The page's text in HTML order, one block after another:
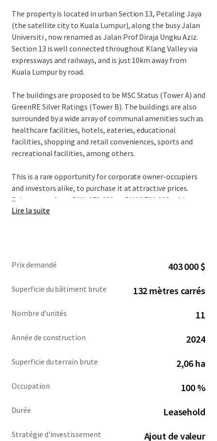
The property is located in urban Section 13, Petaling Jaya
(the satellite city to Kuala Lumpur), along the busy Jalan
Universiti , now renamed as Jalan Prof Diraja Ungku Aziz.
Section 13 is well connected throughout Klang Valley via
expressways and railways, and is just 10km away from
Kuala Lumpur by road.
The buildings are proposed to be MSC Status (Tower A) and
GreenRE Silver Ratings (Tower B). The buildings are also
surrounded by a wide array of communal amenities such as
healthcare facilities, hotels, eateries, educational
facilities, shopping and retail conveniences, sports and
recreational facilities, among others.
This is a rare opportunity for corporate owner-occupiers
and investors alike, to purchase it at attractive prices.
Price ranges from RM1,179,600 to RM13,701,000 subject to
the unit size.
...
Lire la suite
Prix demandé 403 000 $
Superficie du bâtiment brute 132 mètres carrés
Nombre d'unités 11
Année de construction 2024
Superficie du terrain brute 2,06 ha
Occupation 100 %
Durée Leasehold
Stratégie d'investissement Ajout de valeur